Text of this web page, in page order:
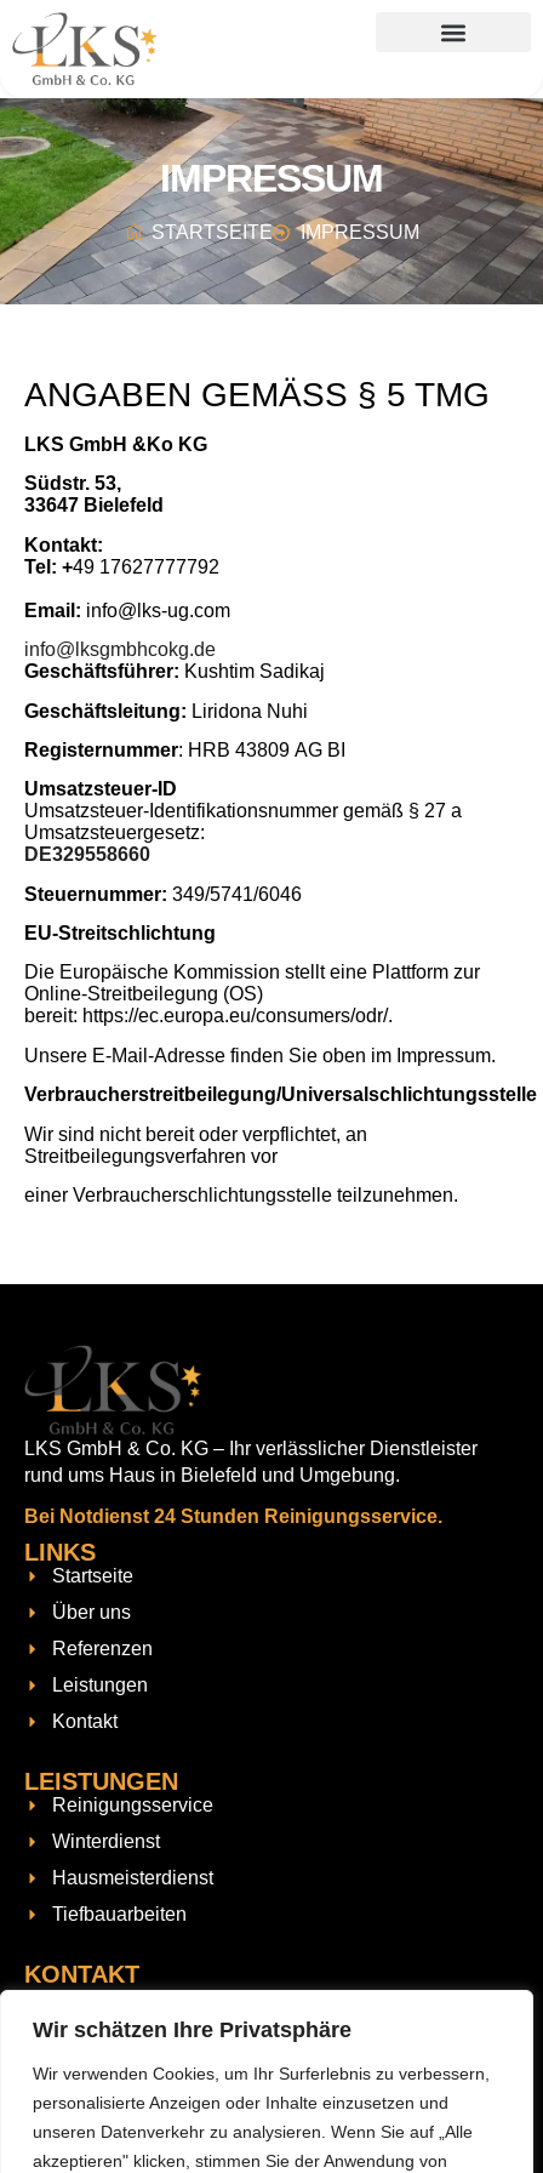
Wir schätzen Ihre Privatsphäre
Wir verwenden Cookies, um Ihr Surferlebnis zu verbessern,
personalisierte Anzeigen oder Inhalte einzusetzen und
unseren Datenverkehr zu analysieren. Wenn Sie auf „Alle
akzeptieren" klicken, stimmen Sie der Anwendung von
IMPRESSUM
STARTSEITE IMPRESSUM
ANGABEN GEMÄSS § 5 TMG
LKS GmbH &Ko KG
Südstr. 53,
33647 Bielefeld
Kontakt:
Tel: +49 17627777792
Email: info@lks-ug.com
info@lksgmbhcokg.de
Geschäftsführer: Kushtim Sadikaj
Geschäftsleitung: Liridona Nuhi
Registernummer: HRB 43809 AG BI
Umsatzsteuer-ID
Umsatzsteuer-Identifikationsnummer gemäß § 27 a
Umsatzsteuergesetz:
DE329558660
Steuernummer: 349/5741/6046
EU-Streitschlichtung
Die Europäische Kommission stellt eine Plattform zur
Online-Streitbeilegung (OS)
bereit: https://ec.europa.eu/consumers/odr/.
Unsere E-Mail-Adresse finden Sie oben im Impressum.
Verbraucherstreitbeilegung/Universalschlichtungsstelle
Wir sind nicht bereit oder verpflichtet, an
Streitbeilegungsverfahren vor
einer Verbraucherschlichtungsstelle teilzunehmen.
LKS GmbH & Co. KG – Ihr verlässlicher Dienstleister
rund ums Haus in Bielefeld und Umgebung.
Bei Notdienst 24 Stunden Reinigungsservice.
LINKS
Startseite
Über uns
Referenzen
Leistungen
Kontakt
LEISTUNGEN
Reinigungsservice
Winterdienst
Hausmeisterdienst
Tiefbauarbeiten
KONTAKT
Südstr. 53,
33647 Bielefeld
+49 17627777792
info@lks-ug.com
info@lksgmbhcokg.de